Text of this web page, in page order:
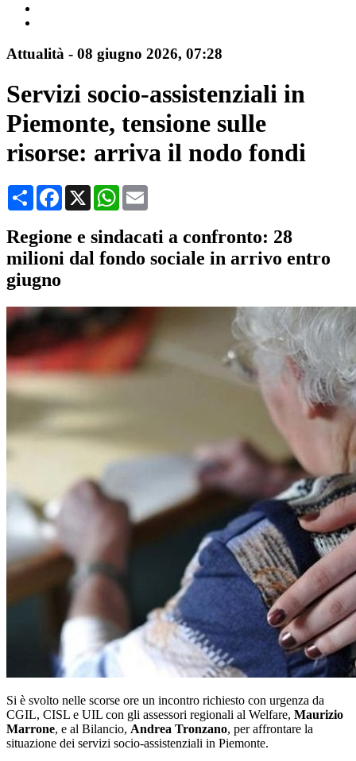
Attualità - 08 giugno 2026, 07:28
Servizi socio-assistenziali in
Piemonte, tensione sulle
risorse: arriva il nodo fondi
CondividiFacebook
X WhatsApp
Regione e sindacati a confronto: 28
milioni dal fondo sociale in arrivo entro
giugno
Si è svolto nelle scorse ore un incontro richiesto con urgenza da
CGIL, CISL e UIL con gli assessori regionali al Welfare, Maurizio
Marrone, e al Bilancio, Andrea Tronzano, per affrontare la
situazione dei servizi socio-assistenziali in Piemonte.